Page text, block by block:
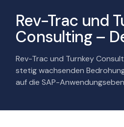
Rev-Trac und
Consulting –
Rev-Trac und Turnkey
stetig wachsenden
auf die SAP-